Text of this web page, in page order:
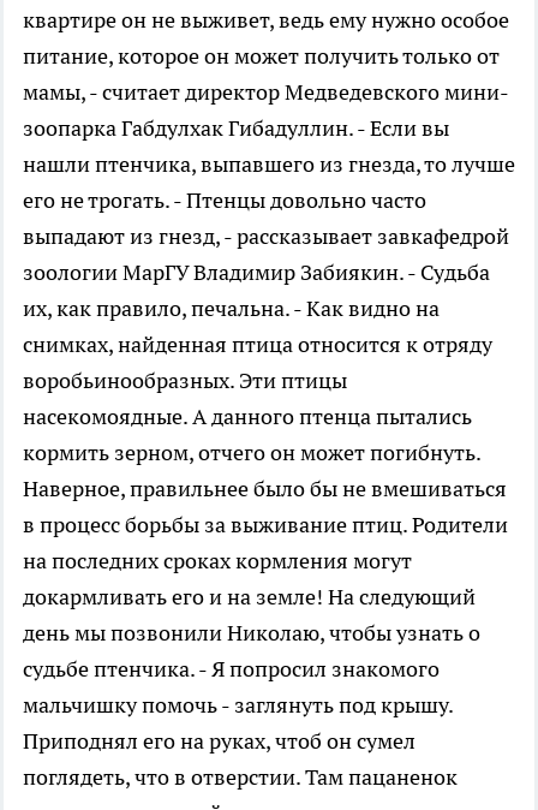
квартире он не выживет, ведь ему нужно особое
питание, которое он может получить только от
мамы, - считает директор Медведевского мини-
зоопарка Габдулхак Гибадуллин. - Если вы
нашли птенчика, выпавшего из гнезда, то лучше
его не трогать. - Птенцы довольно часто
выпадают из гнезд, - рассказывает завкафедрой
зоологии МарГУ Владимир Забиякин. - Судьба
их, как правило, печальна. - Как видно на
снимках, найденная птица относится к отряду
воробьинообразных. Эти птицы
насекомоядные. А данного птенца пытались
кормить зерном, отчего он может погибнуть.
Наверное, правильнее было бы не вмешиваться
в процесс борьбы за выживание птиц. Родители
на последних сроках кормления могут
докармливать его и на земле! На следующий
день мы позвонили Николаю, чтобы узнать о
судьбе птенчика. - Я попросил знакомого
мальчишку помочь - заглянуть под крышу.
Приподнял его на руках, чтоб он сумел
поглядеть, что в отверстии. Там пацаненок